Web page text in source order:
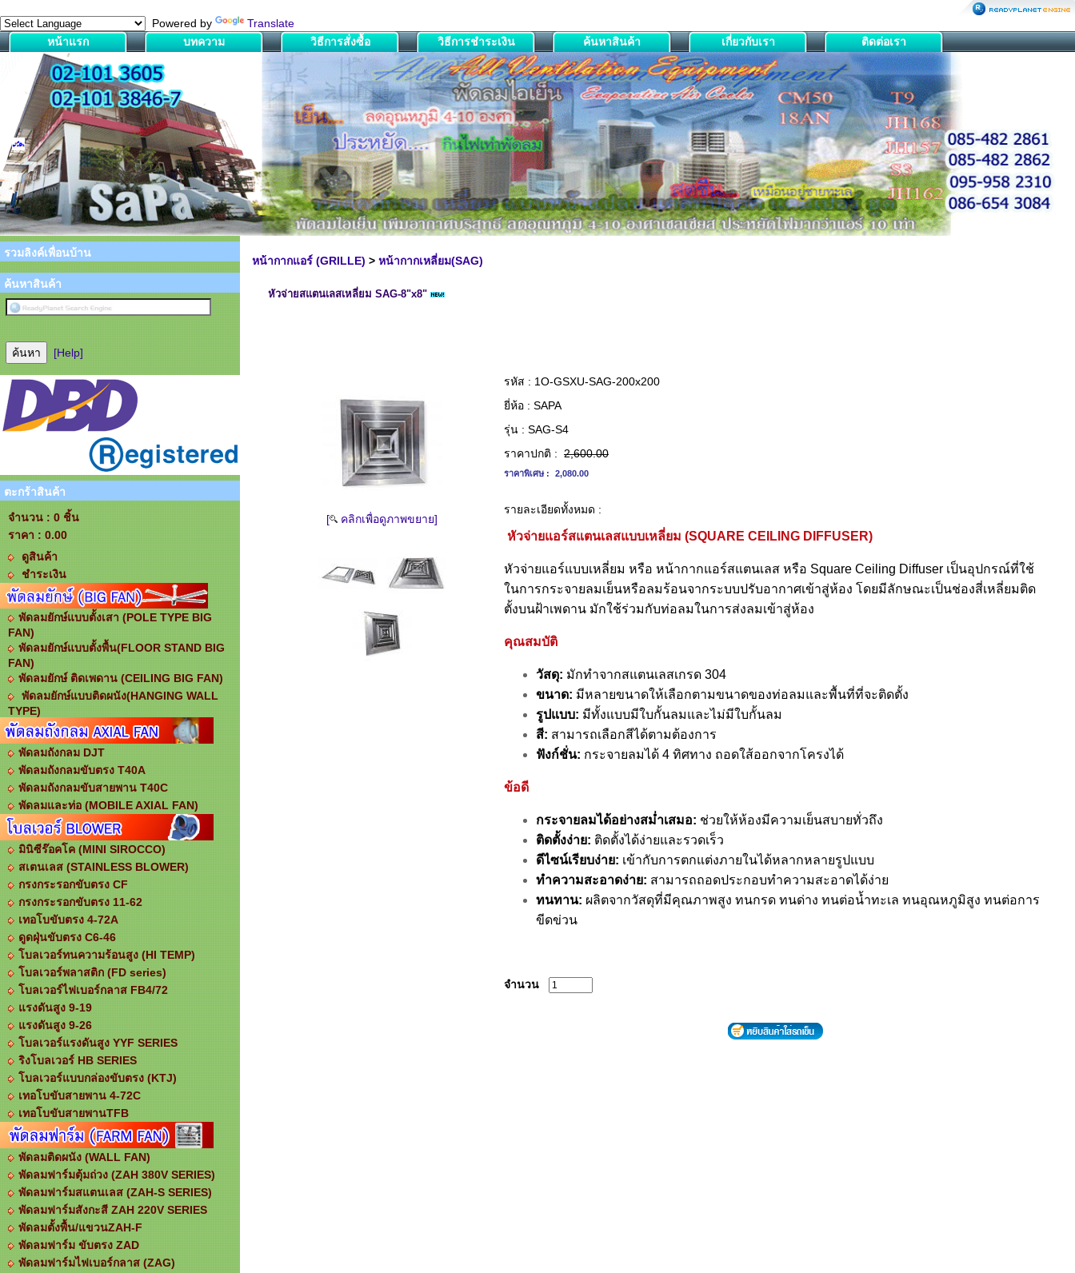
Powered by
Translate
หน้าแรก
บทความ วิธีการสั่งซื้อ วิธีการชำระเงิน ค้นหาสินค้า เกี่ยวกับเรา ติดต่อเรา
รวมลิงค์เพื่อนบ้าน
ค้นหาสินค้า
[Help]
ตะกร้าสินค้า
จำนวน : 0 ชิ้น
ราคา : 0.00
ดูสินค้า
ชำระเงิน
พัดลมยักษ์แบบตั้งเสา (POLE TYPE BIG
FAN)
พัดลมยักษ์แบบตั้งพื้น(FLOOR STAND BIG
FAN)
พัดลมยักษ์ ติดเพดาน (CEILING BIG FAN)
พัดลมยักษ์แบบติดผนัง(HANGING WALL
TYPE)
พัดลมถังกลม DJT
พัดลมถังกลมขับตรง T40A
พัดลมถังกลมขับสายพาน T40C
พัดลมและท่อ (MOBILE AXIAL FAN)
มินิซีร๊อคโค (MINI SIROCCO)
สเตนเลส (STAINLESS BLOWER)
กรงกระรอกขับตรง CF
กรงกระรอกขับตรง 11-62
เทอโบขับตรง 4-72A
ดูดฝุ่นขับตรง C6-46
โบลเวอร์ทนความร้อนสูง (HI TEMP)
โบลเวอร์พลาสติก (FD series)
โบลเวอร์ไฟเบอร์กลาส FB4/72
แรงดันสูง 9-19
แรงดันสูง 9-26
โบลเวอร์แรงดันสูง YYF SERIES
ริงโบลเวอร์ HB SERIES
โบลเวอร์แบบกล่องขับตรง (KTJ)
เทอโบขับสายพาน 4-72C
เทอโบขับสายพานTFB
พัดลมติดผนัง (WALL FAN)
พัดลมฟาร์มตุ้มถ่วง (ZAH 380V SERIES)
พัดลมฟาร์มสแตนเลส (ZAH-S SERIES)
พัดลมฟาร์มสังกะสี ZAH 220V SERIES
พัดลมตั้งพื้น/แขวนZAH-F
พัดลมฟาร์ม ขับตรง ZAD
พัดลมฟาร์มไฟเบอร์กลาส (ZAG)
หน้ากากแอร์ (GRILLE) > หน้ากากเหลี่ยม(SAG)
หัวจ่ายสแตนเลสเหลี่ยม SAG-8"x8"
[ คลิกเพื่อดูภาพขยาย]
รหัส : 1O-GSXU-SAG-200x200
ยี่ห้อ : SAPA
รุ่น : SAG-S4
ราคาปกติ : 2,600.00
ราคาพิเศษ : 2,080.00
รายละเอียดทั้งหมด :
หัวจ่ายแอร์สแตนเลสแบบเหลี่ยม (SQUARE CEILING DIFFUSER)
หัวจ่ายแอร์แบบเหลี่ยม หรือ หน้ากากแอร์สแตนเลส หรือ Square Ceiling Diffuser เป็นอุปกรณ์ที่ใช้
ในการกระจายลมเย็นหรือลมร้อนจากระบบปรับอากาศเข้าสู่ห้อง โดยมีลักษณะเป็นช่องสี่เหลี่ยมติด
ตั้งบนฝ้าเพดาน มักใช้ร่วมกับท่อลมในการส่งลมเข้าสู่ห้อง
คุณสมบัติ
วัสดุ: มักทำจากสแตนเลสเกรด 304
ขนาด: มีหลายขนาดให้เลือกตามขนาดของท่อลมและพื้นที่ที่จะติดตั้ง
รูปแบบ: มีทั้งแบบมีใบกั้นลมและไม่มีใบกั้นลม
สี: สามารถเลือกสีได้ตามต้องการ
ฟังก์ชั่น: กระจายลมได้ 4 ทิศทาง ถอดใส้ออกจากโครงได้
ข้อดี
กระจายลมได้อย่างสม่ำเสมอ: ช่วยให้ห้องมีความเย็นสบายทั่วถึง
ติดตั้งง่าย: ติดตั้งได้ง่ายและรวดเร็ว
ดีไซน์เรียบง่าย: เข้ากับการตกแต่งภายในได้หลากหลายรูปแบบ
ทำความสะอาดง่าย: สามารถถอดประกอบทำความสะอาดได้ง่าย
ทนทาน: ผลิตจากวัสดุที่มีคุณภาพสูง ทนกรด ทนด่าง ทนต่อน้ำทะเล ทนอุณหภูมิสูง ทนต่อการ
ขีดข่วน
จำนวน